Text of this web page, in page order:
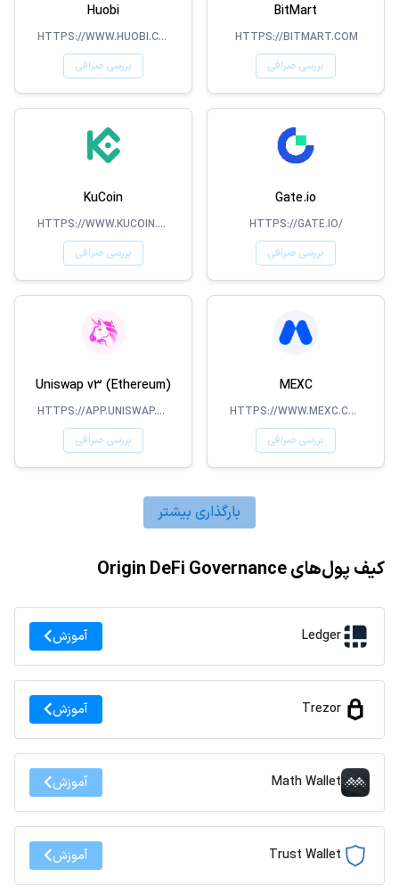
BitMart
HTTPS://BITMART.COM
بررسی صرافی
Huobi
HTTPS://WWW.HUOBI.COM/
بررسی صرافی
Gate.io
HTTPS://GATE.IO/
بررسی صرافی
KuCoin
HTTPS://WWW.KUCOIN.COM
بررسی صرافی
MEXC
HTTPS://WWW.MEXC.COM/
بررسی صرافی
Uniswap v3 (Ethereum)
HTTPS://APP.UNISWAP.ORG/#/SWAP
بررسی صرافی
بارگذاری بیشتر
کیف پول‌های Origin DeFi Governance
Ledger آموزش
Trezor آموزش
Math Wallet آموزش
Trust Wallet آموزش